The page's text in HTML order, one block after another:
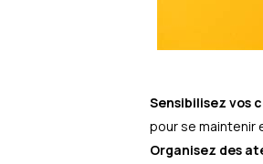
Sensibilisez vos
pour se maintenir
Organisez des